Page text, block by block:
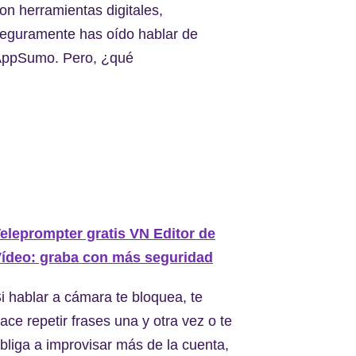
herramientas digitales,
has oído hablar de
Pero, ¿qué
gratis VN Editor de
graba con más seguridad
hablar a cámara te bloquea, te
repetir frases una y otra vez o te
a improvisar más de la cuenta,